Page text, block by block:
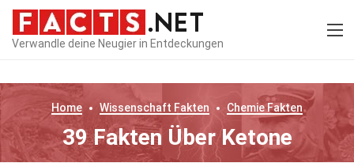
Verwandle deine Neugier in Entdeckungen
Home Wissenschaft Fakten ChemieFakten
39 Fakten Über Ketone